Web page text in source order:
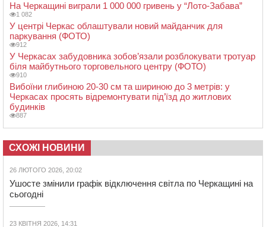
На Черкащині виграли 1 000 000 гривень у “Лото-Забава”
1 082
У центрі Черкас облаштували новий майданчик для
паркування (ФОТО)
912
У Черкасах забудовника зобов’язали розблокувати тротуар
біля майбутнього торговельного центру (ФОТО)
910
Вибоїни глибиною 20-30 см та шириною до 3 метрів: у
Черкасах просять відремонтувати під’їзд до житлових
будинків
887
СХОЖІ НОВИНИ
26 ЛЮТОГО 2026, 20:02
Ушосте змінили графік відключення світла по Черкащині на
сьогодні
23 КВІТНЯ 2026, 14:31